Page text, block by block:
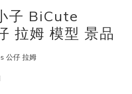
子 BiCute
拉姆 模型 景品
公仔 拉姆